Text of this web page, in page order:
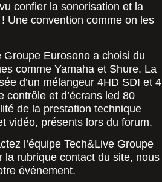
confier la sonorisation et la
Une convention comme on les
Eurosono a choisi du
comme Yamaha et Shure. La
d’un mélangeur 4HD SDI et 4
contrôle et d’écrans led 80
de la prestation technique
vidéo, présents lors du forum.
l’équipe Tech&Live Groupe
la rubrique contact du site, nous
événement.